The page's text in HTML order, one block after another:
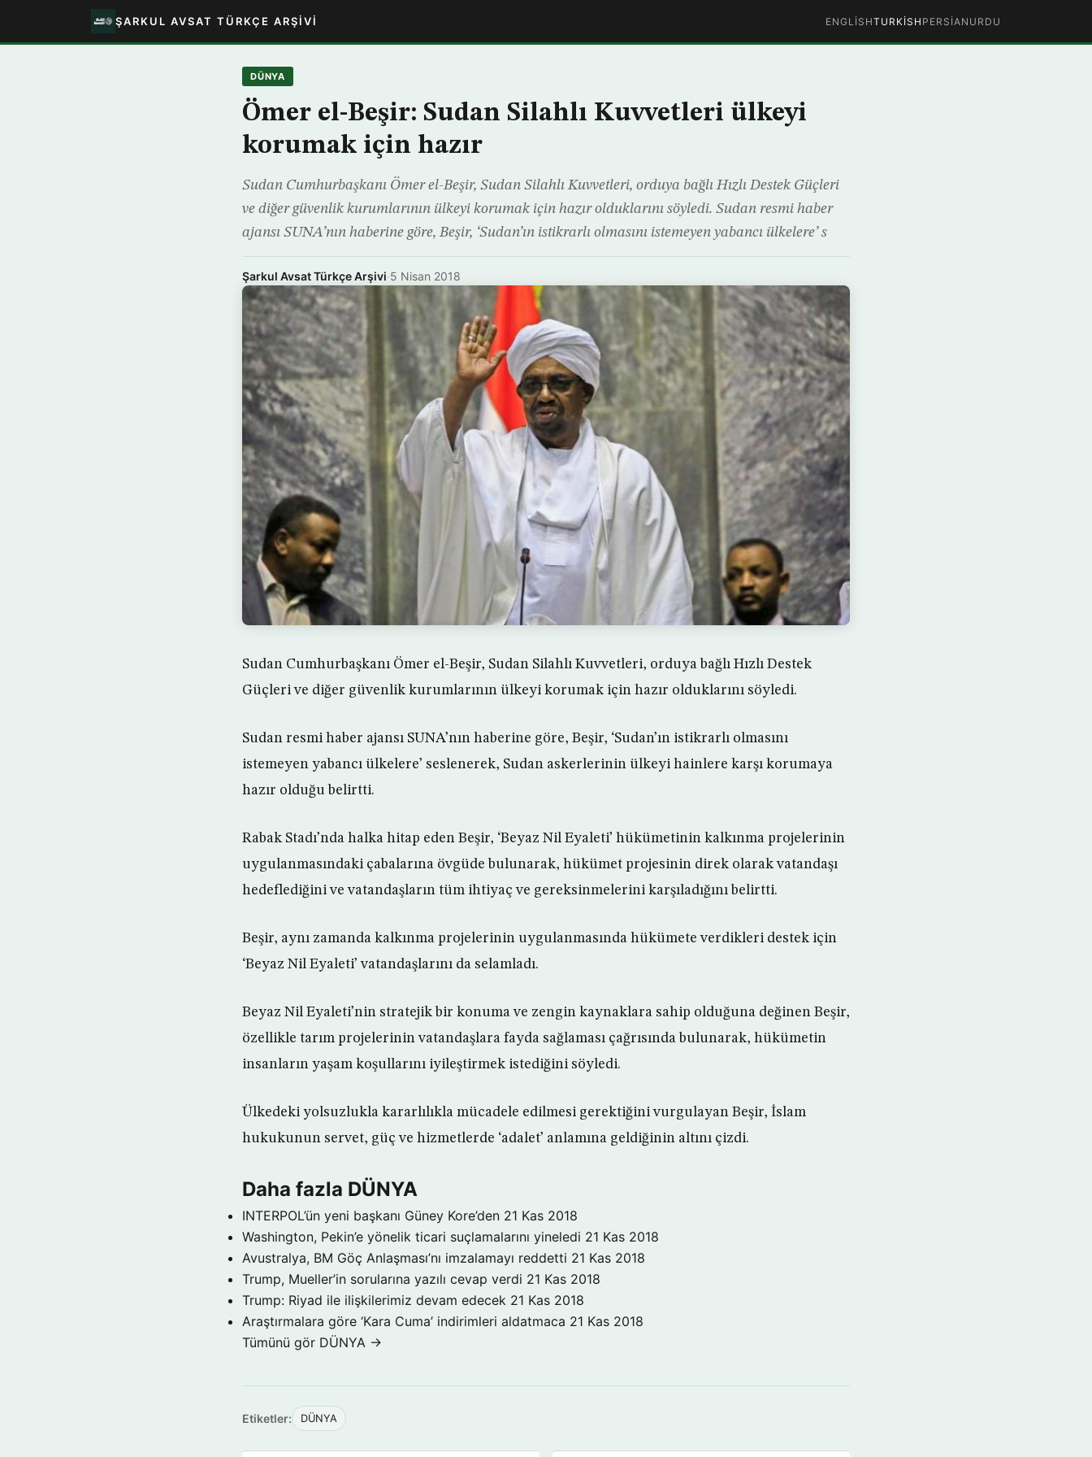
ŞARKUL AVSAT TÜRKÇE ARŞIVI ENGLISHTURKISH PERSIAN URDU
DÜNYA
Ömer el-Beşir: Sudan Silahlı Kuvvetleri ülkeyi
korumak için hazır
Sudan Cumhurbaşkanı Ömer el-Beşir, Sudan Silahlı Kuvvetleri, orduya bağlı Hızlı Destek Güçleri
ve diğer güvenlik kurumlarının ülkeyi korumak için hazır olduklarını söyledi. Sudan resmi haber
ajansı SUNA’nın haberine göre, Beşir, ‘Sudan’ın istikrarlı olmasını istemeyen yabancı ülkelere’ s
Şarkul Avsat Türkçe Arşivi·5 Nisan 2018
Sudan Cumhurbaşkanı Ömer el-Beşir, Sudan Silahlı Kuvvetleri, orduya bağlı Hızlı Destek
Güçleri ve diğer güvenlik kurumlarının ülkeyi korumak için hazır olduklarını söyledi.
Sudan resmi haber ajansı SUNA’nın haberine göre, Beşir, ‘Sudan’ın istikrarlı olmasını
istemeyen yabancı ülkelere’ seslenerek, Sudan askerlerinin ülkeyi hainlere karşı korumaya
hazır olduğu belirtti.
Rabak Stadı’nda halka hitap eden Beşir, ‘Beyaz Nil Eyaleti’ hükümetinin kalkınma projelerinin
uygulanmasındaki çabalarına övgüde bulunarak, hükümet projesinin direk olarak vatandaşı
hedeflediğini ve vatandaşların tüm ihtiyaç ve gereksinmelerini karşıladığını belirtti.
Beşir, aynı zamanda kalkınma projelerinin uygulanmasında hükümete verdikleri destek için
‘Beyaz Nil Eyaleti’ vatandaşlarını da selamladı.
Beyaz Nil Eyaleti’nin stratejik bir konuma ve zengin kaynaklara sahip olduğuna değinen Beşir,
özellikle tarım projelerinin vatandaşlara fayda sağlaması çağrısında bulunarak, hükümetin
insanların yaşam koşullarını iyileştirmek istediğini söyledi.
Ülkedeki yolsuzlukla kararlılıkla mücadele edilmesi gerektiğini vurgulayan Beşir, İslam
hukukunun servet, güç ve hizmetlerde ‘adalet’ anlamına geldiğinin altını çizdi.
Daha fazla DÜNYA
INTERPOL’ün yeni başkanı Güney Kore’den 21 Kas 2018
Washington, Pekin’e yönelik ticari suçlamalarını yineledi 21 Kas 2018
Avustralya, BM Göç Anlaşması’nı imzalamayı reddetti 21 Kas 2018
Trump, Mueller’in sorularına yazılı cevap verdi 21 Kas 2018
Trump: Riyad ile ilişkilerimiz devam edecek 21 Kas 2018
Araştırmalara göre ‘Kara Cuma’ indirimleri aldatmaca 21 Kas 2018
Tümünü gör DÜNYA →
Etiketler: DÜNYA